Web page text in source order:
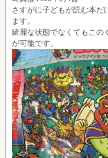
さすがに子どもが読む本だ
ます。
綺麗な状態でなくてもこの
が可能です。